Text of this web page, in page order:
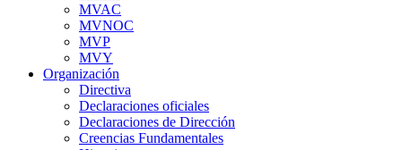
MVAC
MVNOC
MVP
MVY
Organización
Directiva
Declaraciones oficiales
Declaraciones de Dirección
Creencias Fundamentales